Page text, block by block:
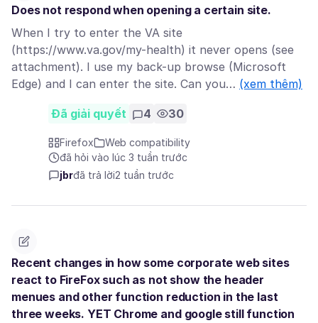
Does not respond when opening a certain site.
When I try to enter the VA site
(https://www.va.gov/my-health) it never opens (see
attachment). I use my back-up browse (Microsoft
Edge) and I can enter the site. Can you… (xem thêm)
Đã giải quyết 4 30
Firefox
Web compatibility
đã hỏi vào lúc 3 tuần trước
jbrđã trả lời2 tuần trước
Recent changes in how some corporate web sites
react to FireFox such as not show the header
menues and other function reduction in the last
three weeks. YET Chrome and google still function